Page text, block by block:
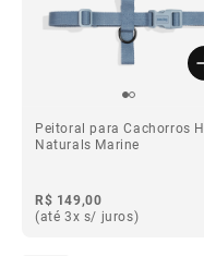
Peitoral para Cachorros H
Naturals Marine
R$ 149,00
(até 3x s/ juros)